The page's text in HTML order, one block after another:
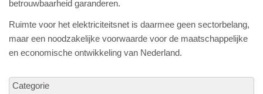
betrouwbaarheid garanderen.
Ruimte voor het elektriciteitsnet is daarmee geen sectorbelang,
maar een noodzakelijke voorwaarde voor de maatschappelijke
en economische ontwikkeling van Nederland.
Categorie